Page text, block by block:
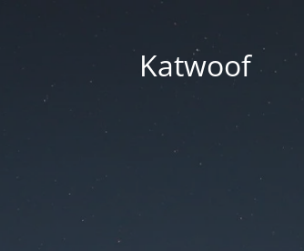
Katwoof